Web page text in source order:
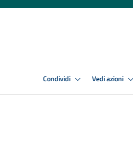
Condividi Vedi azioni